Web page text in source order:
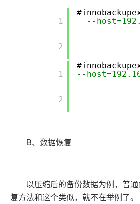
        1
        2
--
        1
        2
--
B、数据恢复
以压缩后的备份数据为例，普通
复方法和这个类似，就不在举例了。